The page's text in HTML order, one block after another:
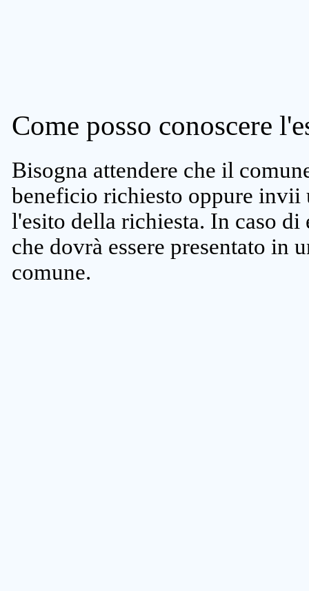
Come posso conoscere
Bisogna attendere che il
beneficio richiesto oppure invii
l'esito della richiesta. In caso
che dovrà essere presentato in
comune.